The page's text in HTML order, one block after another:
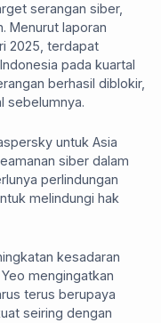
serangan siber,
Menurut laporan
2025, terdapat
pada kuartal
berhasil diblokir,
sebelumnya.
untuk Asia
siber dalam
perlindungan
melindungi hak
kesadaran
mengingatkan
terus berupaya
seiring dengan